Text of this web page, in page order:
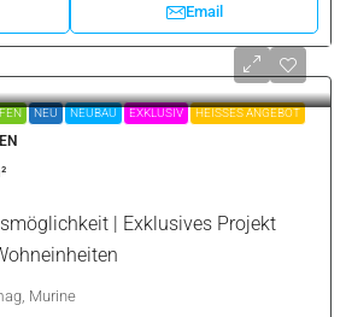
Email
NEU NEUBAU EXKLUSIV HEISSES ANGEBOT
| Exklusives Projekt
Murine